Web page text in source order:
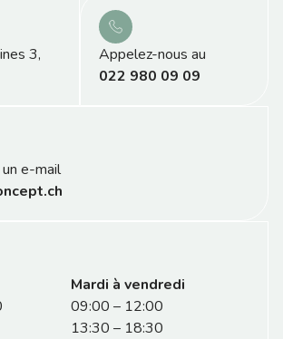
3,
022 980 09 09
Appelez-nous au
e-mail
Mardi à vendredi
09:00 – 12:00
13:30 – 18:30